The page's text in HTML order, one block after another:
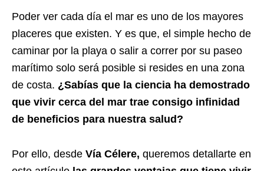
Poder ver cada día el mar es uno de los mayores
placeres que existen. Y es que, el simple hecho de
caminar por la playa o salir a correr por su paseo
marítimo solo será posible si resides en una zona
de costa. ¿Sabías que la ciencia ha demostrado
que vivir cerca del mar trae consigo infinidad
de beneficios para nuestra salud?
Por ello, desde Vía Célere, queremos detallarte en